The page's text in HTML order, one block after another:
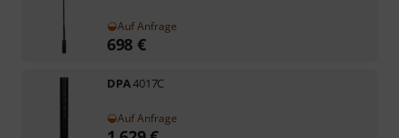
Auf Anfrage
698 €
DPA4017C
Auf Anfrage